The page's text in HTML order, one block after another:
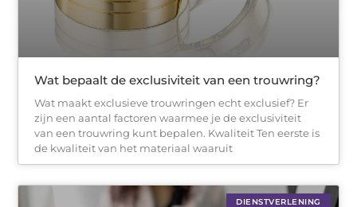
Wat bepaalt de exclusiviteit van een trouwring?
Wat maakt exclusieve trouwringen echt exclusief? Er
zijn een aantal factoren waarmee je de exclusiviteit
van een trouwring kunt bepalen. Kwaliteit Ten eerste is
de kwaliteit van het materiaal waaruit
DIENSTVERLENING